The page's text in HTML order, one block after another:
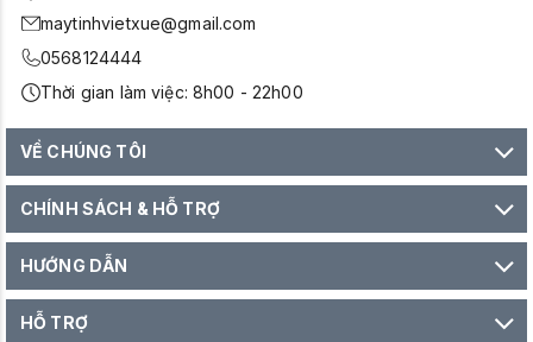
maytinhvietxue@gmail.com
0568124444
Thời gian làm việc: 8h00 - 22h00
VỀ CHÚNG TÔI
CHÍNH SÁCH & HỖ TRỢ
HƯỚNG DẪN
HỖ TRỢ